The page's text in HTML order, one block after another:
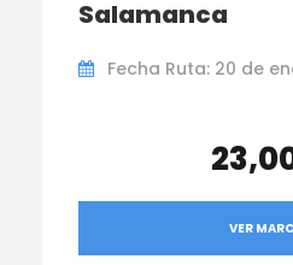
Salamanca
Fecha Ruta: 20 de
VER